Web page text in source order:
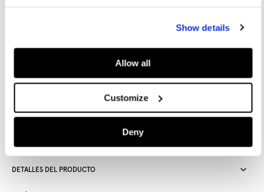
Show details
Allow all
Customize
Deny
Recogida gratuita en tienda
50€ y devolución gratuita
DETALLES DEL PRODUCTO